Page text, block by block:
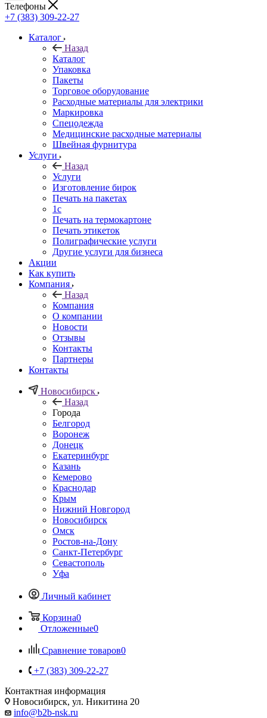
Телефоны
+7 (383) 309-22-27
Каталог
Назад
Каталог
Упаковка
Пакеты
Торговое оборудование
Расходные материалы для электрики
Маркировка
Спецодежда
Медицинские расходные материалы
Швейная фурнитура
Услуги
Назад
Услуги
Изготовление бирок
Печать на пакетах
1c
Печать на термокартоне
Печать этикеток
Полиграфические услуги
Другие услуги для бизнеса
Акции
Как купить
Компания
Назад
Компания
О компании
Новости
Отзывы
Контакты
Партнеры
Контакты
Новосибирск
Назад
Города
Белгород
Воронеж
Донецк
Екатеринбург
Казань
Кемерово
Краснодар
Крым
Нижний Новгород
Новосибирск
Омск
Ростов-на-Дону
Санкт-Петербург
Севастополь
Уфа
Личный кабинет
Корзина0
Отложенные0
Сравнение товаров0
+7 (383) 309-22-27
Контактная информация
Новосибирск, ул. Никитина 20
info@b2b-nsk.ru